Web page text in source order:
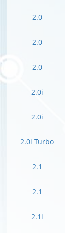
2.0
2.0
2.0
2.0i
2.0i
2.0i Turbo
2.1
2.1
2.1i